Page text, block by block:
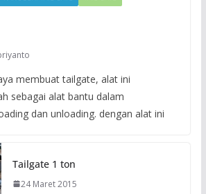
membuat tailgate, alat ini
sebagai alat bantu dalam
dan unloading. dengan alat ini
Tailgate 1 ton
24 Maret 2015